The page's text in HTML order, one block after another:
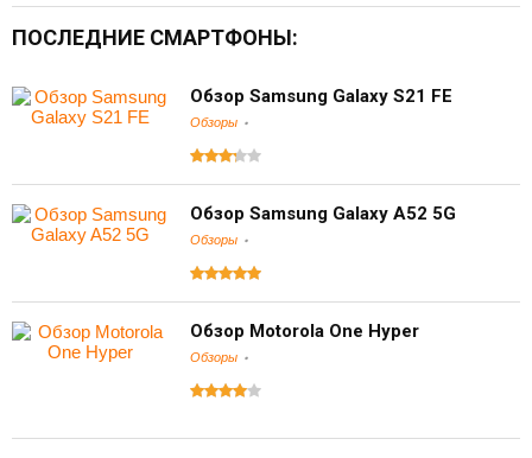
ПОСЛЕДНИЕ СМАРТФОНЫ:
Обзор Samsung Galaxy S21 FE
Обзоры
Обзор Samsung Galaxy A52 5G
Обзоры
Обзор Motorola One Hyper
Обзоры